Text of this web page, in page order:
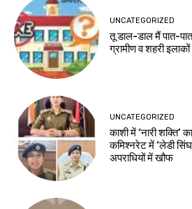
UNCATEGORIZED
तू डाल-डाल मैं पात-
ग्रामीण व शहरी
UNCATEGORIZED
काशी में ‘नारी शक्ति’
कमिश्नरेट में ‘लेडी
अपराधियों में खौफ